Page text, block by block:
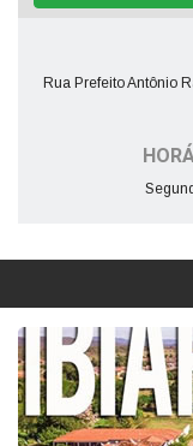
Rua Prefeito Antônio